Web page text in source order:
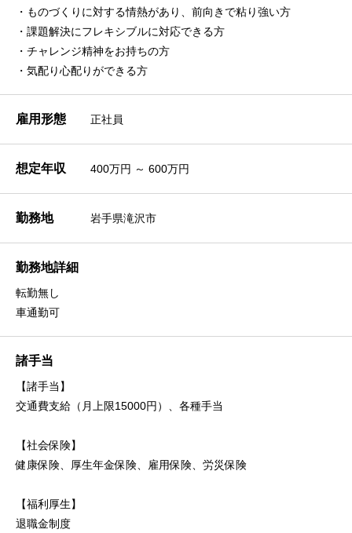
・ものづくりに対する情熱があり、前向きで粘り強い方
・課題解決にフレキシブルに対応できる方
・チャレンジ精神をお持ちの方
・気配り心配りができる方
雇用形態 正社員
想定年収 400万円 ～ 600万円
勤務地 岩手県滝沢市
勤務地詳細
転勤無し
車通勤可
諸手当
【諸手当】
交通費支給（月上限15000円）、各種手当
【社会保険】
健康保険、厚生年金保険、雇用保険、労災保険
【福利厚生】
退職金制度